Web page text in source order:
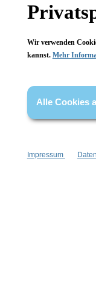
* Alle Preise inkl.
Wir verwenden
kannst. Mehr
Alle Cookies
Impressum